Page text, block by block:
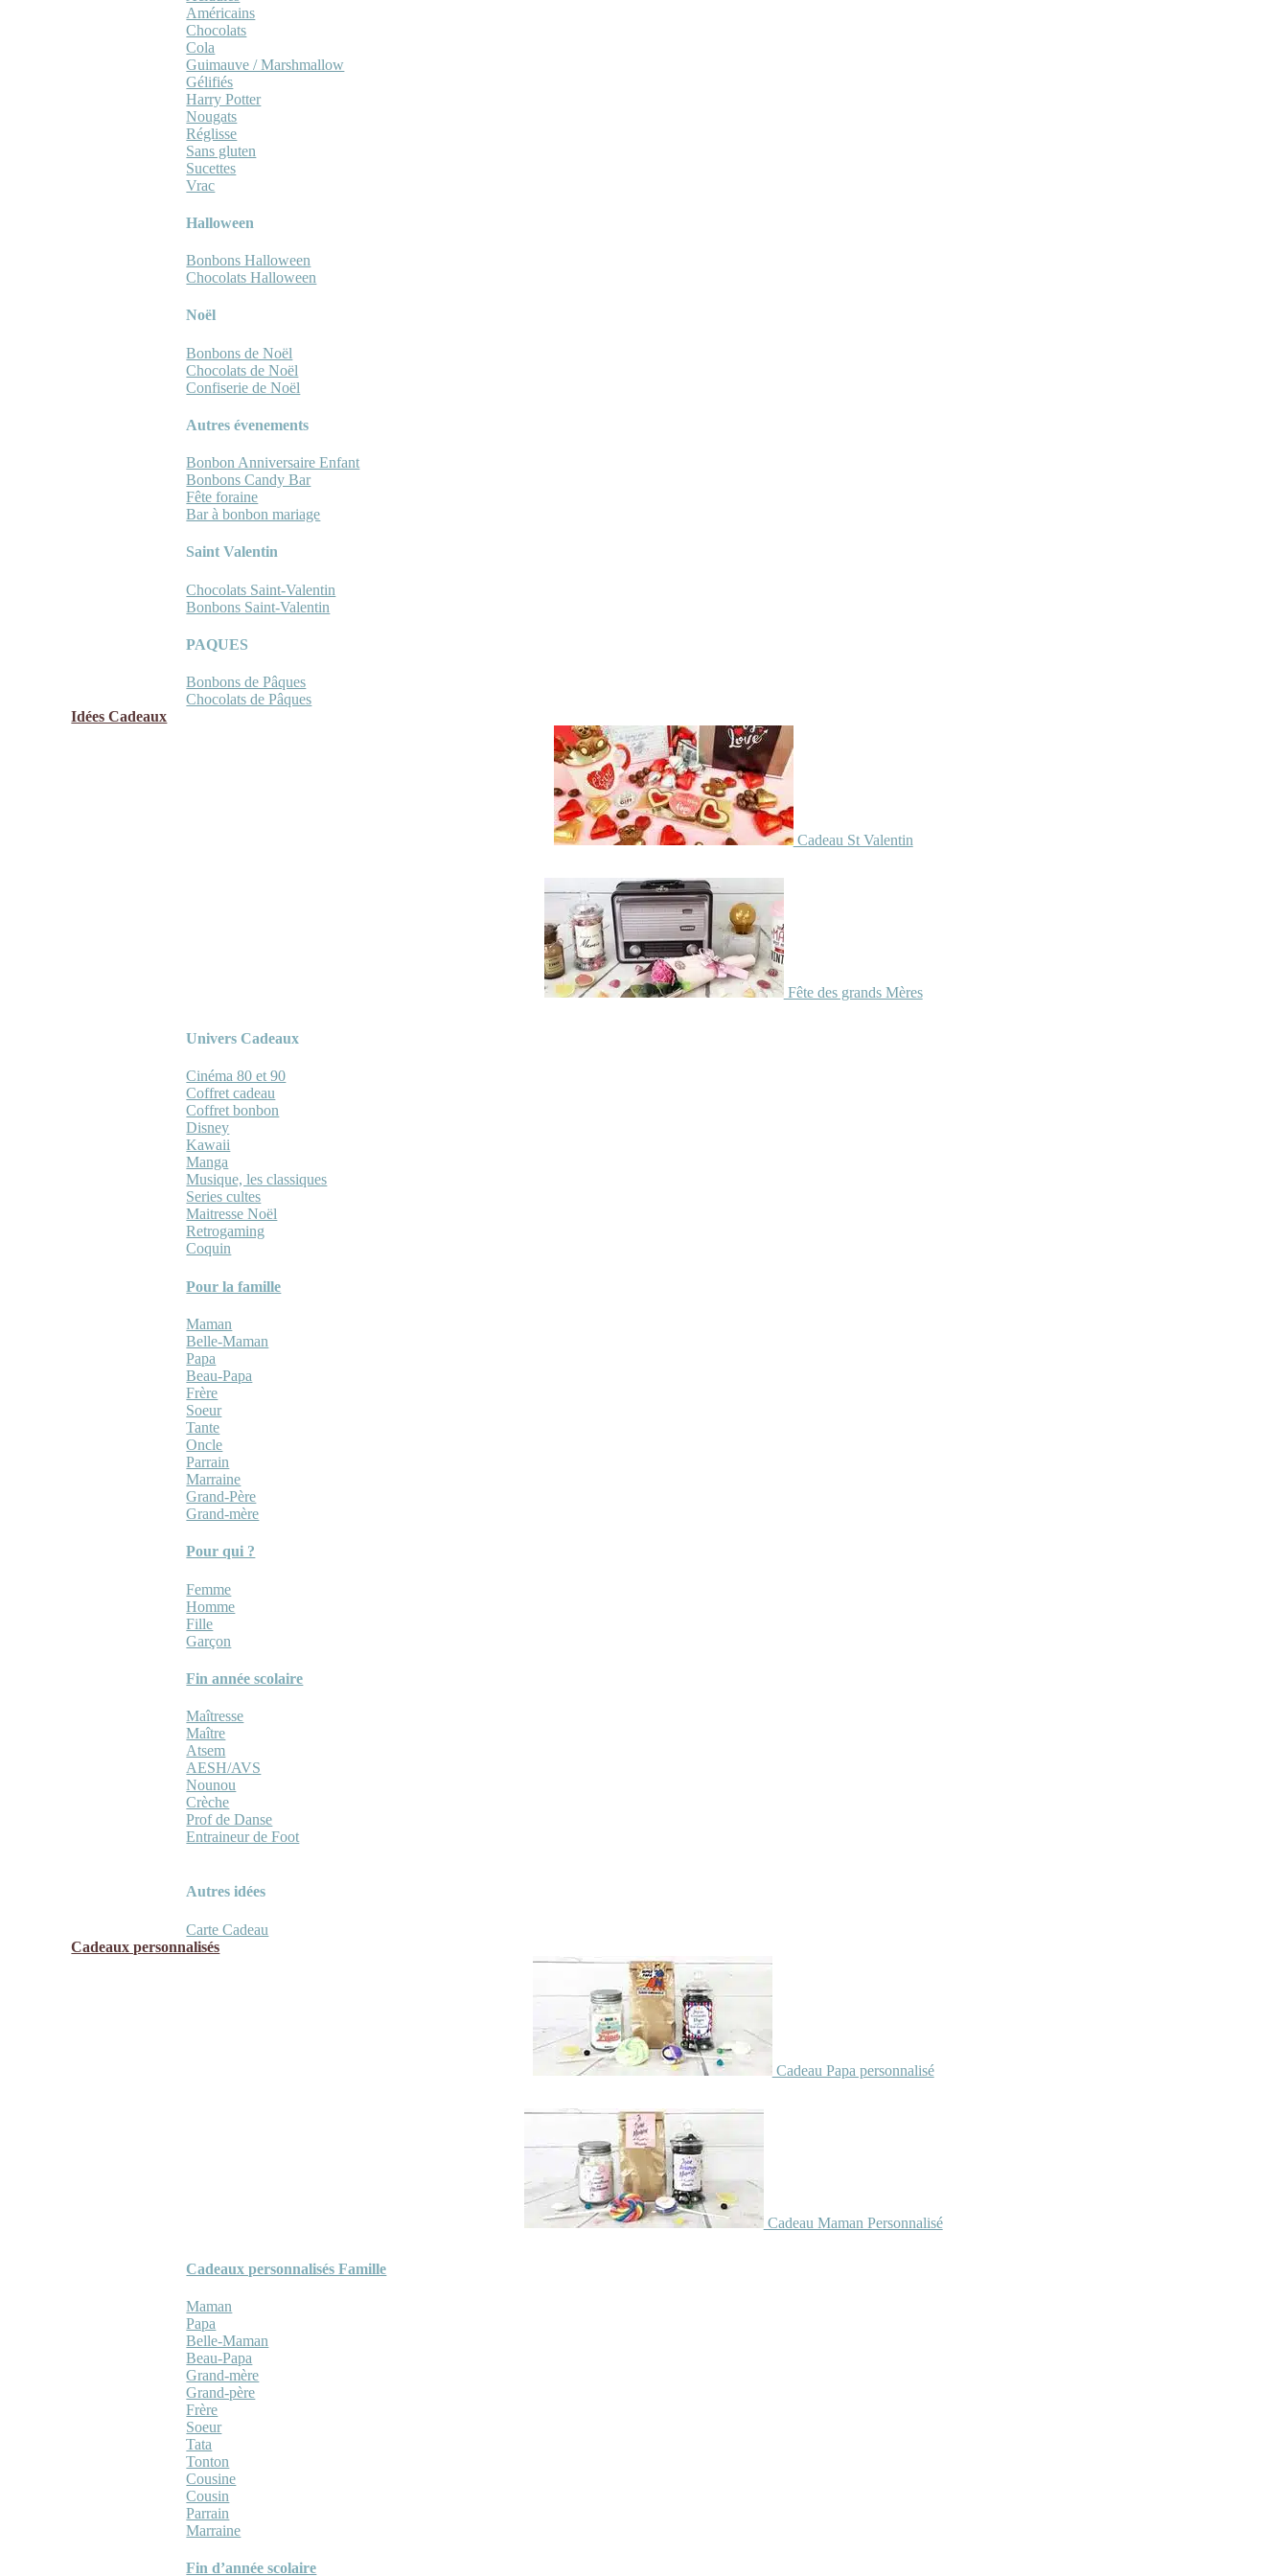
Américains
Chocolats
Cola
Guimauve / Marshmallow
Gélifiés
Harry Potter
Nougats
Réglisse
Sans gluten
Sucettes
Vrac
Halloween
Bonbons Halloween
Chocolats Halloween
Noël
Bonbons de Noël
Chocolats de Noël
Confiserie de Noël
Autres évenements
Bonbon Anniversaire Enfant
Bonbons Candy Bar
Fête foraine
Bar à bonbon mariage
Saint Valentin
Chocolats Saint-Valentin
Bonbons Saint-Valentin
PAQUES
Bonbons de Pâques
Chocolats de Pâques
Idées Cadeaux
Cadeau St Valentin
Fête des grands Mères
Univers Cadeaux
Cinéma 80 et 90
Coffret cadeau
Coffret bonbon
Disney
Kawaii
Manga
Musique, les classiques
Series cultes
Maitresse Noël
Retrogaming
Coquin
Pour la famille
Maman
Belle-Maman
Papa
Beau-Papa
Frère
Soeur
Tante
Oncle
Parrain
Marraine
Grand-Père
Grand-mère
Pour qui ?
Femme
Homme
Fille
Garçon
Fin année scolaire
Maîtresse
Maître
Atsem
AESH/AVS
Nounou
Crèche
Prof de Danse
Entraineur de Foot
Autres idées
Carte Cadeau
Cadeaux personnalisés
Cadeau Papa personnalisé
Cadeau Maman Personnalisé
Cadeaux personnalisés Famille
Maman
Papa
Belle-Maman
Beau-Papa
Grand-mère
Grand-père
Frère
Soeur
Tata
Tonton
Cousine
Cousin
Parrain
Marraine
Fin d’année scolaire